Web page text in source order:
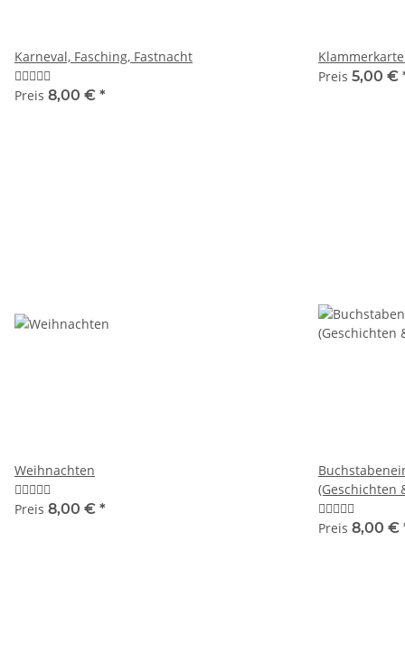
Karneval, Fasching, Fastnacht
Preis 8,00 € *
Preis 5,00 €
Weihnachten
Preis 8,00 € *
(Geschichten
Preis 8,00 €